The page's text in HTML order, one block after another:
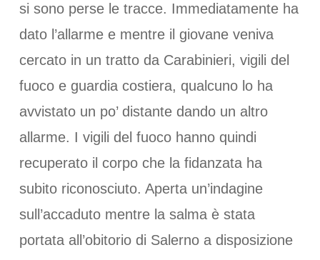
si sono perse le tracce. Immediatamente ha
dato l’allarme e mentre il giovane veniva
cercato in un tratto da Carabinieri, vigili del
fuoco e guardia costiera, qualcuno lo ha
avvistato un po’ distante dando un altro
allarme. I vigili del fuoco hanno quindi
recuperato il corpo che la fidanzata ha
subito riconosciuto. Aperta un’indagine
sull’accaduto mentre la salma è stata
portata all’obitorio di Salerno a disposizione